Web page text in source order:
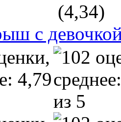
(4,34)
с